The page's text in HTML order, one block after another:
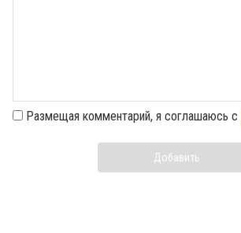
Размещая комментарий, я соглашаюсь с
Добавить